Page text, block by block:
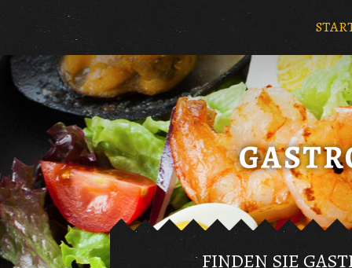
FINDEN SIE